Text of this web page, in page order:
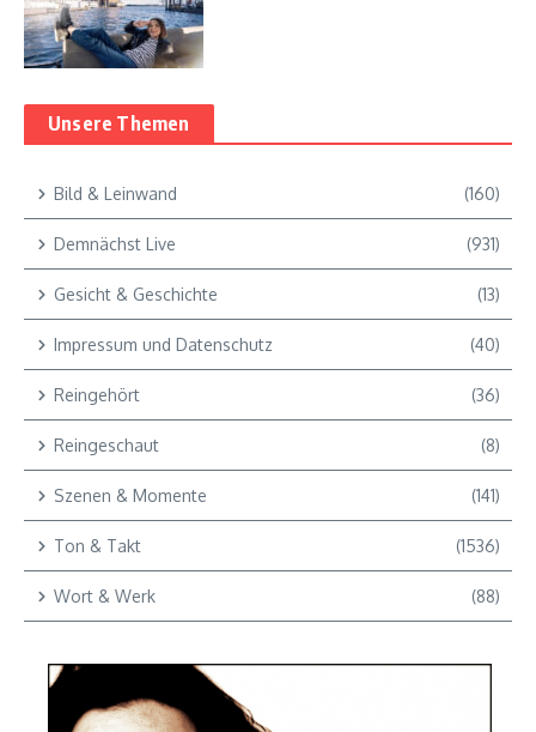
Unsere Themen
Bild & Leinwand (160)
Demnächst Live (931)
Gesicht & Geschichte (13)
Impressum und Datenschutz (40)
Reingehört (36)
Reingeschaut (8)
Szenen & Momente (141)
Ton & Takt (1536)
Wort & Werk (88)